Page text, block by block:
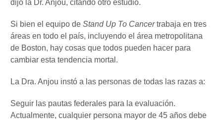
dijo la Dr. Anjou, citando otro estudio.
Si bien el equipo de Stand Up To Cancertrabaja en tres
áreas en todo el país, incluyendo el área metropolitana
de Boston, hay cosas que todos pueden hacer para
cambiar esta tendencia mortal.
La Dra. Anjou instó a las personas de todas las razas a:
Seguir las pautas federales para la evaluación.
Actualmente, cualquier persona mayor de 45 años debe